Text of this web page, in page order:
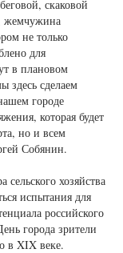
скаковой
жемчужина
не только
для
в плановом
здесь сделаем
городе
которая будет
но и всем
Собянин.
хозяйства
испытания для
российского
города зрители
в XIX веке.